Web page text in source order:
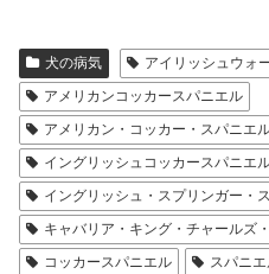
犬の病気
アイリッシュウォ
アメリカンコッカースパニエル
アメリカン・コッカー・スパニエ
イングリッシュコッカースパニエ
イングリッシュ・スプリンガー・
キャバリア・キング・チャールズ
コッカースパニエル
スパニ